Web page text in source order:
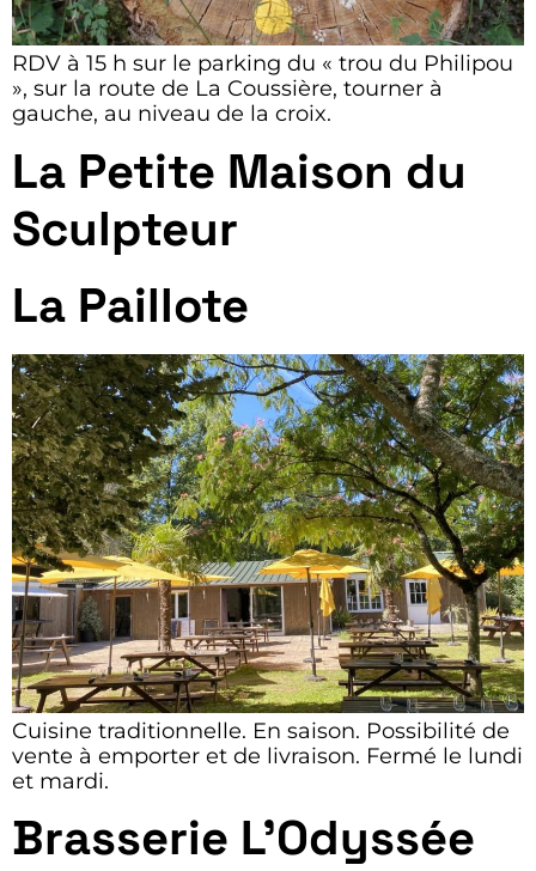
RDV à 15 h sur le parking du « trou du Philipou
», sur la route de La Coussière, tourner à
gauche, au niveau de la croix.
La Petite Maison du
Sculpteur
La Paillote
Cuisine traditionnelle. En saison. Possibilité de
vente à emporter et de livraison. Fermé le lundi
et mardi.
Brasserie L’Odyssée